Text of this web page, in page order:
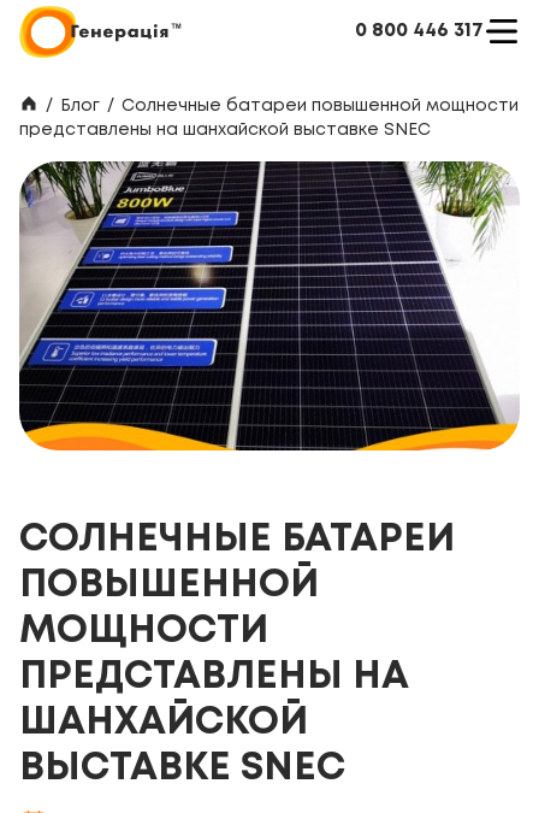
0 800 446 317
/ Блог / Солнечные батареи повышенной мощности
представлены на шанхайской выставке SNEC
СОЛНЕЧНЫЕ БАТАРЕИ
ПОВЫШЕННОЙ
МОЩНОСТИ
ПРЕДСТАВЛЕНЫ НА
ШАНХАЙСКОЙ
ВЫСТАВКЕ SNEC